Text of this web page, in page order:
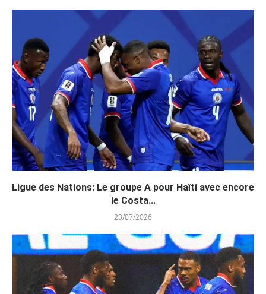
Ligue des Nations: Le groupe A pour Haïti avec encore
le Costa...
23/07/2026